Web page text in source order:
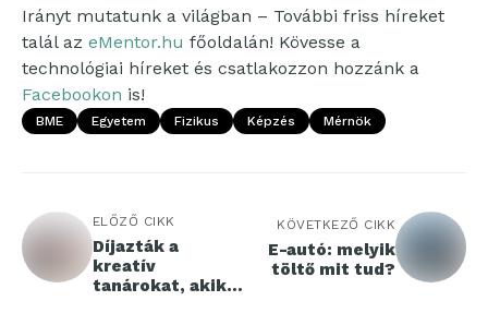
Irányt mutatunk a világban – További friss híreket
talál az eMentor.hu főoldalán! Kövesse a
technológiai híreket és csatlakozzon hozzánk a
Facebookon is!
BME Egyetem Fizikus Képzés Mérnök
ELŐZŐ CIKK
Díjazták a
kreatív
tanárokat, akik
KÖVETKEZŐ CIKK
E-autó: melyik
töltő mit tud?